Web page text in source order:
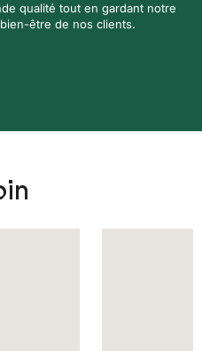
qualité tout en gardant notre
être de nos clients.